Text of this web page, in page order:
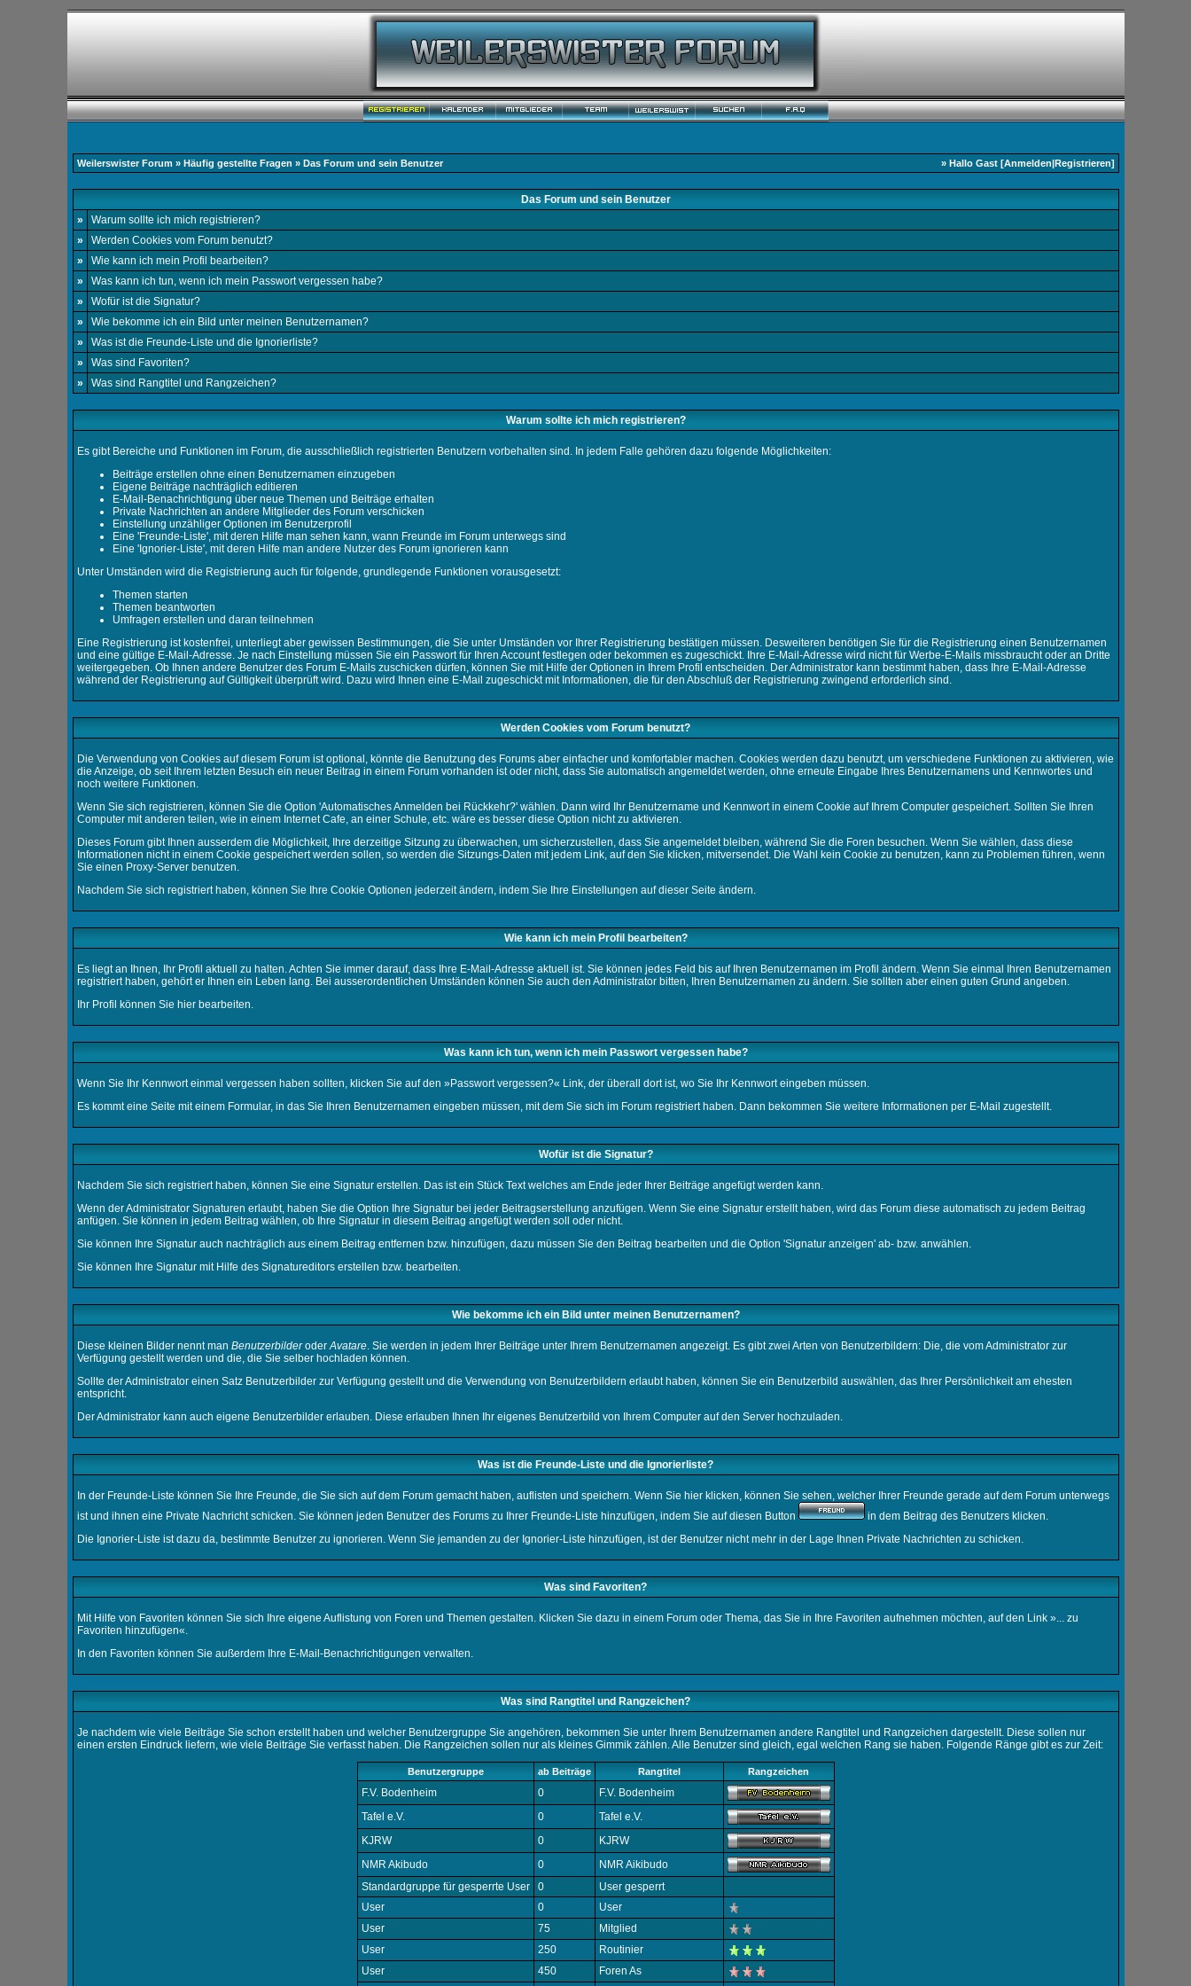
Weilerswister Forum » Häufig gestellte Fragen » Das Forum und sein Benutzer » Hallo Gast [Anmelden|Registrieren]
Das Forum und sein Benutzer
»
Warum sollte ich mich registrieren?
»
Werden Cookies vom Forum benutzt?
»
Wie kann ich mein Profil bearbeiten?
»
Was kann ich tun, wenn ich mein Passwort vergessen habe?
»
Wofür ist die Signatur?
»
Wie bekomme ich ein Bild unter meinen Benutzernamen?
»
Was ist die Freunde-Liste und die Ignorierliste?
»
Was sind Favoriten?
»
Was sind Rangtitel und Rangzeichen?
Warum sollte ich mich registrieren?
Es gibt Bereiche und Funktionen im Forum, die ausschließlich registrierten Benutzern vorbehalten sind. In jedem Falle gehören dazu folgende Möglichkeiten:
Beiträge erstellen ohne einen Benutzernamen einzugeben
Eigene Beiträge nachträglich editieren
E-Mail-Benachrichtigung über neue Themen und Beiträge erhalten
Private Nachrichten an andere Mitglieder des Forum verschicken
Einstellung unzähliger Optionen im Benutzerprofil
Eine 'Freunde-Liste', mit deren Hilfe man sehen kann, wann Freunde im Forum unterwegs sind
Eine 'Ignorier-Liste', mit deren Hilfe man andere Nutzer des Forum ignorieren kann
Unter Umständen wird die Registrierung auch für folgende, grundlegende Funktionen vorausgesetzt:
Themen starten
Themen beantworten
Umfragen erstellen und daran teilnehmen
Eine Registrierung ist kostenfrei, unterliegt aber gewissen Bestimmungen, die Sie unter Umständen vor Ihrer Registrierung bestätigen müssen. Desweiteren benötigen Sie für die Registrierung einen Benutzernamen
und eine gültige E-Mail-Adresse. Je nach Einstellung müssen Sie ein Passwort für Ihren Account festlegen oder bekommen es zugeschickt. Ihre E-Mail-Adresse wird nicht für Werbe-E-Mails missbraucht oder an Dritte
weitergegeben. Ob Ihnen andere Benutzer des Forum E-Mails zuschicken dürfen, können Sie mit Hilfe der Optionen in Ihrem Profil entscheiden. Der Administrator kann bestimmt haben, dass Ihre E-Mail-Adresse
während der Registrierung auf Gültigkeit überprüft wird. Dazu wird Ihnen eine E-Mail zugeschickt mit Informationen, die für den Abschluß der Registrierung zwingend erforderlich sind.
Werden Cookies vom Forum benutzt?
Die Verwendung von Cookies auf diesem Forum ist optional, könnte die Benutzung des Forums aber einfacher und komfortabler machen. Cookies werden dazu benutzt, um verschiedene Funktionen zu aktivieren, wie
die Anzeige, ob seit Ihrem letzten Besuch ein neuer Beitrag in einem Forum vorhanden ist oder nicht, dass Sie automatisch angemeldet werden, ohne erneute Eingabe Ihres Benutzernamens und Kennwortes und
noch weitere Funktionen.
Wenn Sie sich registrieren, können Sie die Option 'Automatisches Anmelden bei Rückkehr?' wählen. Dann wird Ihr Benutzername und Kennwort in einem Cookie auf Ihrem Computer gespeichert. Sollten Sie Ihren
Computer mit anderen teilen, wie in einem Internet Cafe, an einer Schule, etc. wäre es besser diese Option nicht zu aktivieren.
Dieses Forum gibt Ihnen ausserdem die Möglichkeit, Ihre derzeitige Sitzung zu überwachen, um sicherzustellen, dass Sie angemeldet bleiben, während Sie die Foren besuchen. Wenn Sie wählen, dass diese
Informationen nicht in einem Cookie gespeichert werden sollen, so werden die Sitzungs-Daten mit jedem Link, auf den Sie klicken, mitversendet. Die Wahl kein Cookie zu benutzen, kann zu Problemen führen, wenn
Sie einen Proxy-Server benutzen.
Nachdem Sie sich registriert haben, können Sie Ihre Cookie Optionen jederzeit ändern, indem Sie Ihre Einstellungen aufdieser Seite ändern.
Wie kann ich mein Profil bearbeiten?
Es liegt an Ihnen, Ihr Profil aktuell zu halten. Achten Sie immer darauf, dass Ihre E-Mail-Adresse aktuell ist. Sie können jedes Feld bis auf Ihren Benutzernamen im Profil ändern. Wenn Sie einmal Ihren Benutzernamen
registriert haben, gehört er Ihnen ein Leben lang. Bei ausserordentlichen Umständen können Sie auch den Administrator bitten, Ihren Benutzernamen zu ändern. Sie sollten aber einen guten Grund angeben.
Ihr Profil können Sie hierbearbeiten.
Was kann ich tun, wenn ich mein Passwort vergessen habe?
Wenn Sie Ihr Kennwort einmal vergessen haben sollten, klicken Sie auf den »Passwort vergessen?« Link, der überall dort ist, wo Sie Ihr Kennwort eingeben müssen.
Es kommt eine Seite mit einem Formular, in das Sie Ihren Benutzernamen eingeben müssen, mit dem Sie sich im Forum registriert haben. Dann bekommen Sie weitere Informationen per E-Mail zugestellt.
Wofür ist die Signatur?
Nachdem Sie sich registriert haben, können Sie eine Signatur erstellen. Das ist ein Stück Text welches am Ende jeder Ihrer Beiträge angefügt werden kann.
Wenn der Administrator Signaturen erlaubt, haben Sie die Option Ihre Signatur bei jeder Beitragserstellung anzufügen. Wenn Sie eine Signatur erstellt haben, wird das Forum diese automatisch zu jedem Beitrag
anfügen. Sie können in jedem Beitrag wählen, ob Ihre Signatur in diesem Beitrag angefügt werden soll oder nicht.
Sie können Ihre Signatur auch nachträglich aus einem Beitrag entfernen bzw. hinzufügen, dazu müssen Sie den Beitrag bearbeiten und die Option 'Signatur anzeigen' ab- bzw. anwählen.
Sie können Ihre Signatur mit Hilfe des Signatureditorserstellen bzw. bearbeiten.
Wie bekomme ich ein Bild unter meinen Benutzernamen?
Diese kleinen Bilder nennt man BenutzerbilderoderAvatare. Sie werden in jedem Ihrer Beiträge unter Ihrem Benutzernamen angezeigt. Es gibt zwei Arten von Benutzerbildern: Die, die vom Administrator zur
Verfügung gestellt werden und die, die Sie selber hochladen können.
Sollte der Administrator einen Satz Benutzerbilder zur Verfügung gestellt und die Verwendung von Benutzerbildern erlaubt haben, können Sie ein Benutzerbild auswählen, das Ihrer Persönlichkeit am ehesten
entspricht.
Der Administrator kann auch eigene Benutzerbilder erlauben. Diese erlauben Ihnen Ihr eigenes Benutzerbild von Ihrem Computer auf den Server hochzuladen.
Was ist die Freunde-Liste und die Ignorierliste?
In der Freunde-Liste können Sie Ihre Freunde, die Sie sich auf dem Forum gemacht haben, auflisten und speichern. Wenn Sie hierklicken, können Sie sehen, welcher Ihrer Freunde gerade auf dem Forum unterwegs
ist und ihnen eine Private Nachricht schicken. Sie können jeden Benutzer des Forums zu Ihrer Freunde-Liste hinzufügen, indem Sie auf diesen Button
in dem Beitrag des Benutzers klicken.
Die Ignorier-Liste ist dazu da, bestimmte Benutzer zu ignorieren. Wenn Sie jemanden zu der Ignorier-Liste hinzufügen, ist der Benutzer nicht mehr in der Lage Ihnen Private Nachrichten zu schicken.
Was sind Favoriten?
Mit Hilfe von Favoriten können Sie sich Ihre eigene Auflistung von Foren und Themen gestalten. Klicken Sie dazu in einem Forum oder Thema, das Sie in Ihre Favoriten aufnehmen möchten, auf den Link »... zu
Favoriten hinzufügen«.
In den Favoriten können Sie außerdem Ihre E-Mail-Benachrichtigungen verwalten.
Was sind Rangtitel und Rangzeichen?
Je nachdem wie viele Beiträge Sie schon erstellt haben und welcher Benutzergruppe Sie angehören, bekommen Sie unter Ihrem Benutzernamen andere Rangtitel und Rangzeichen dargestellt. Diese sollen nur
einen ersten Eindruck liefern, wie viele Beiträge Sie verfasst haben. Die Rangzeichen sollen nur als kleines Gimmik zählen. Alle Benutzer sind gleich, egal welchen Rang sie haben. Folgende Ränge gibt es zur Zeit:
Benutzergruppe ab Beiträge Rangtitel Rangzeichen
F.V. Bodenheim 0
F.V. Bodenheim
Tafel e.V.
0
Tafel e.V.
KJRW
0
KJRW
NMR Akibudo
0
NMR Aikibudo
Standardgruppe für gesperrte User
0
User gesperrt
User
0
User
User
75
Mitglied
User
250
Routinier
User
450 Foren As